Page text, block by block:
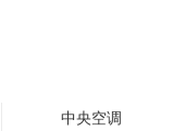
中央空调